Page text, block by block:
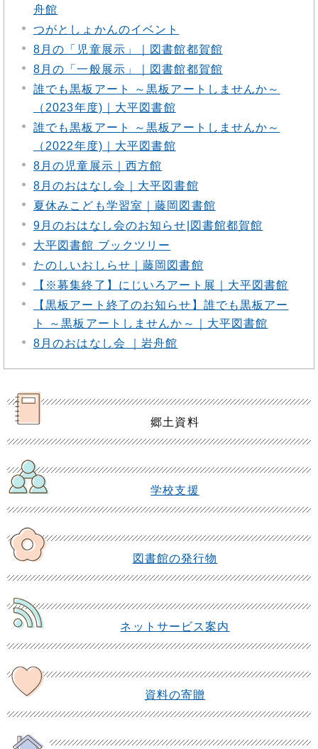
舟館
つがとしょかんのイベント
8月の「児童展示」｜図書館都賀館
8月の「一般展示」｜図書館都賀館
誰でも黒板アート ～黒板アートしませんか～
（2023年度)｜大平図書館
誰でも黒板アート ～黒板アートしませんか～
（2022年度)｜大平図書館
8月の児童展示｜西方館
8月のおはなし会｜大平図書館
夏休みこども学習室｜藤岡図書館
9月のおはなし会のお知らせ|図書館都賀館
大平図書館 ブックツリー
たのしいおしらせ｜藤岡図書館
【※募集終了】にじいろアート展｜大平図書館
【黒板アート終了のお知らせ】誰でも黒板アー
ト ～黒板アートしませんか～｜大平図書館
8月のおはなし会 ｜岩舟館
郷土資料
学校支援
図書館の発行物
ネットサービス案内
資料の寄贈